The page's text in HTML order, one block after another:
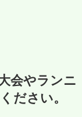
会やランニ
ださい。